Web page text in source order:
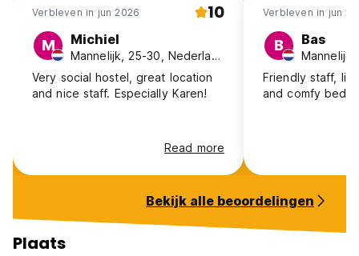
Verbleven in jun 2026 10
M Michiel
Mannelijk, 25-30, Nederland
Very social hostel, great location
and nice staff. Especially Karen!
Read more
Verbleven in jun
B Bas
Friendly staff,
and comfy beds
Bekijk alle beoordelingen
Plaats